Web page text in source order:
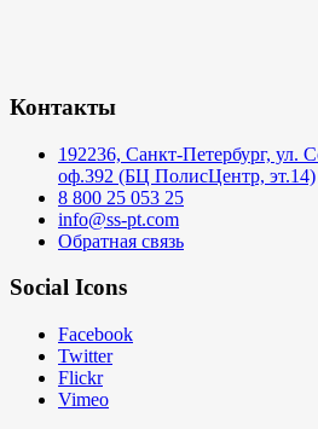
Контакты
192236, Санкт-Петербург, ул.
оф.392 (БЦ ПолисЦентр, эт.14)
8 800 25 053 25
info@ss-pt.com
Обратная связь
Social Icons
Facebook
Twitter
Flickr
Vimeo